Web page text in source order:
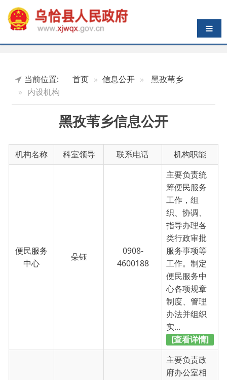
导航切换
内设机构
黑孜苇乡信息公开
主要负责统
筹便民服务
工作，组
织、协调、
指导办理各
类行政审批
服务事项等
工作。制定
便民服务中
心各项规章
制度、管理
办法并组织
[查看详情]
主要负责政
府办公室相
关工作，具
体负责乡级
干部考核、
干部请销